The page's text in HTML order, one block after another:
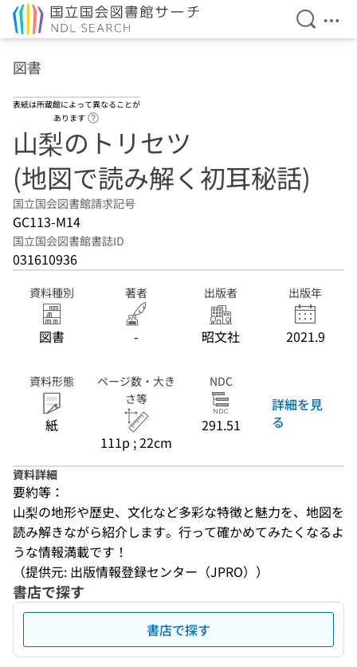
検索を
メ
図書
表紙は所蔵館によって異なることが
あります
山梨のトリセツ
(地図で読み解く初耳秘話)
国立国会図書館請求記号
GC113-M14
国立国会図書館書誌ID
031610936
資料種別
図書
著者
-
出版者
昭文社
出版年
2021.9
資料形態
紙
ページ数・大き
さ等
111p ; 22cm
NDC
291.51
詳細を見
る
資料詳細
要約等：
山梨の地形や歴史、文化など多彩な特徴と魅力を、地図を
読み解きながら紹介します。行って確かめてみたくなるよ
うな情報満載です！
（提供元: 出版情報登録センター（JPRO））
書店で探す
書店で探す